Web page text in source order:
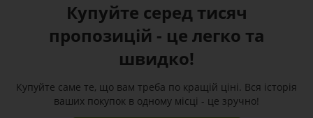
Купуйте серед тисяч
пропозицій - це легко та
швидко!
Купуйте саме те, що вам треба по кращій ціні. Вся історія
ваших покупок в одному місці - це зручно!